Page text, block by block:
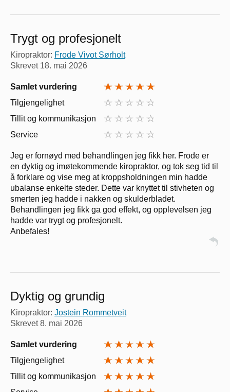
Trygt og profesjonelt
Kiropraktor: Frode Vivot Sørholt
Skrevet 18. mai 2026
Samlet vurdering
Tilgjengelighet
Tillit og kommunikasjon
Service
Jeg er fornøyd med behandlingen jeg fikk her. Frode er
en dyktig og imøtekommende kiropraktor, og tok seg tid til
å forklare og vise meg at kroppsholdningen min hadde
ubalanse enkelte steder. Dette var knyttet til stivheten og
smerten jeg hadde i nakken og skulderbladet.
Behandlingen jeg fikk ga god effekt, og opplevelsen jeg
hadde var trygt og profesjonelt.
Anbefales!
Dyktig og grundig
Kiropraktor: Jostein Rommetveit
Skrevet8. mai 2026
Samlet vurdering
Tilgjengelighet
Tillit og kommunikasjon